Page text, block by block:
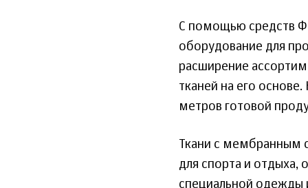
С помощью средств
оборудование для
расширение
тканей на его
метров готовой
Ткани с
для спорта и отдыха,
специальной одежды